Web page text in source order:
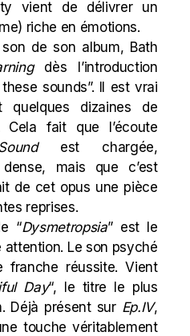
vient de délivrer un
riche en émotions.
de son album, Bath
dès l’introduction
sounds”. Il est vrai
quelques dizaines de
Cela fait que l’écoute
est chargée,
mais que c’est
de cet opus une pièce
reprises.
“Dysmetropsia” est le
Le son psyché
franche réussite. Vient
Day“, le titre le plus
Déjà présent sur Ep.IV,
touche véritablement